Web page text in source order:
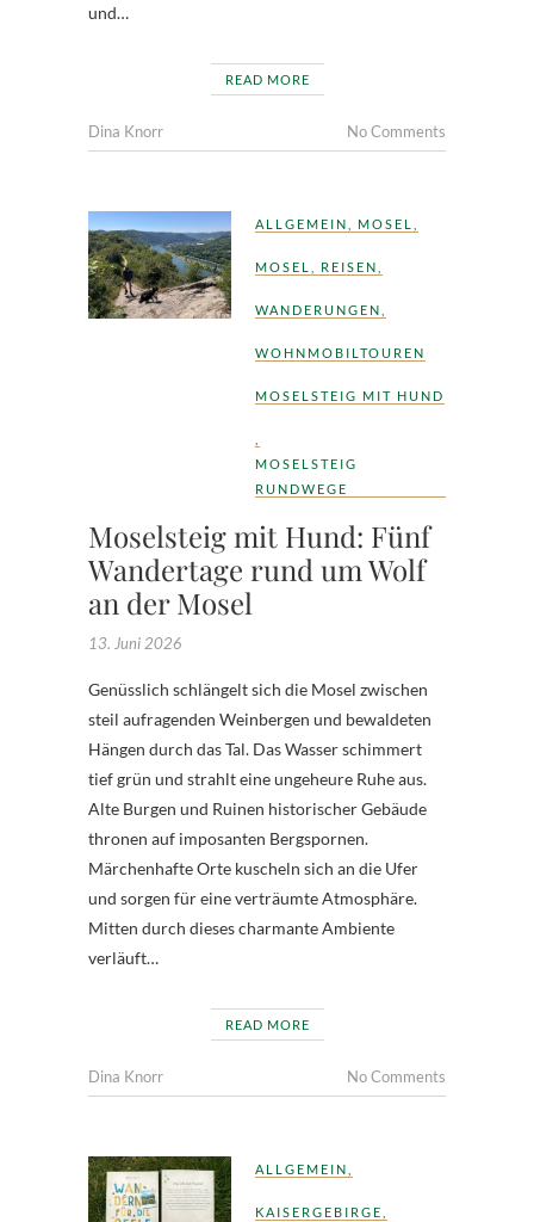
und…
READ MORE
Dina Knorr No Comments
ALLGEMEIN MOSEL
MOSEL REISEN
WANDERUNGEN
WOHNMOBILTOUREN
MOSELSTEIG MIT HUND
MOSELSTEIG
RUNDWEGE
Moselsteig mit Hund: Fünf
Wandertage rund um Wolf
an der Mosel
13. Juni 2026
Genüsslich schlängelt sich die Mosel zwischen
steil aufragenden Weinbergen und bewaldeten
Hängen durch das Tal. Das Wasser schimmert
tief grün und strahlt eine ungeheure Ruhe aus.
Alte Burgen und Ruinen historischer Gebäude
thronen auf imposanten Bergspornen.
Märchenhafte Orte kuscheln sich an die Ufer
und sorgen für eine verträumte Atmosphäre.
Mitten durch dieses charmante Ambiente
verläuft…
READ MORE
Dina Knorr No Comments
ALLGEMEIN
KAISERGEBIRGE